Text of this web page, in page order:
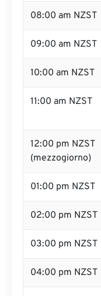
08:00 am NZST
09:00 am NZST
10:00 am NZST
11:00 am NZST
12:00 pm NZST
(mezzogiorno)
01:00 pm NZST
02:00 pm NZST
03:00 pm NZST
04:00 pm NZST